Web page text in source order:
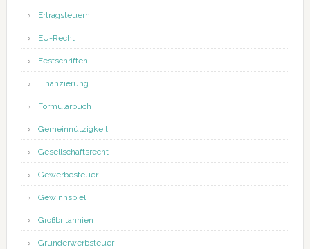
Ertragsteuern
EU-Recht
Festschriften
Finanzierung
Formularbuch
Gemeinnützigkeit
Gesellschaftsrecht
Gewerbesteuer
Gewinnspiel
Großbritannien
Grunderwerbsteuer